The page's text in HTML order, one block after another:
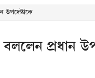
উপদেষ্টাকে
বললেন প্রধান